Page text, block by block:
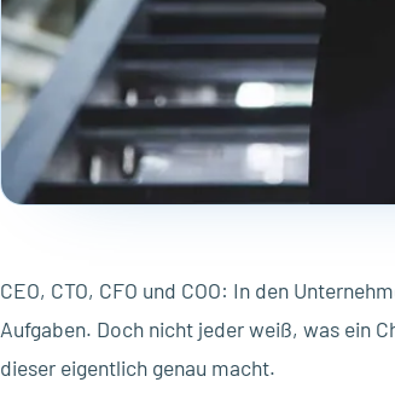
CEO, CTO, CFO und COO: In den
Aufgaben. Doch nicht jeder weiß, was ein
dieser eigentlich genau macht.